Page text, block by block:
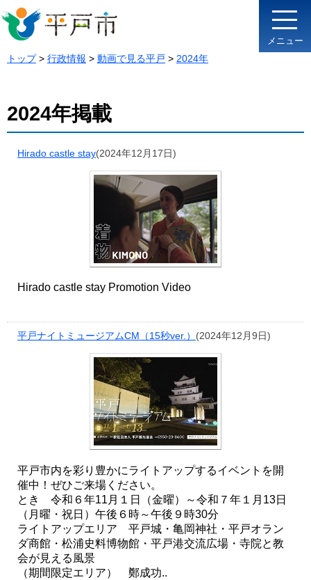
メニュー
トップ> 行政情報 > 動画で見る平戸 > 2024年
2024年掲載
Hirado castle stay(2024年12月17日)
Hirado castle stay Promotion Video
平戸ナイトミュージアムCM（15秒ver.） (2024年12月9日)
平戸市内を彩り豊かにライトアップするイベントを開
催中！ぜひご来場ください。
とき 令和６年11月１日（金曜）～令和７年１月13日
（月曜・祝日）午後６時～午後９時30分
ライトアップエリア 平戸城・亀岡神社・平戸オラン
ダ商館・松浦史料博物館・平戸港交流広場・寺院と教
会が見える風景
（期間限定エリア） 鄭成功..